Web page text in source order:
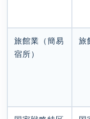
旅館業（簡易
宿所）
旅